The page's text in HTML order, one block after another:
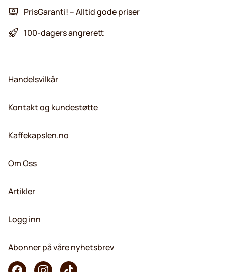
PrisGaranti! – Alltid gode priser
100-dagers angrerett
Handelsvilkår
Kontakt og kundestøtte
Kaffekapslen.no
Om Oss
Artikler
Logg inn
Abonner på våre nyhetsbrev